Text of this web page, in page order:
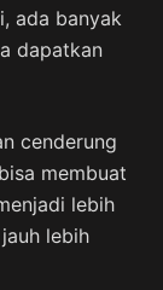
ada banyak
dapatkan
cenderung
membuat
lebih
lebih